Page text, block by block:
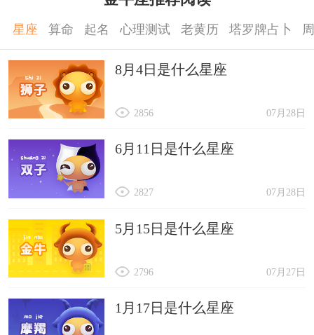
星座 算命 起名 心理测试 老黄历 塔罗牌占卜
8月4日是什么星座
07月28日
2856
6月11日是什么星座
07月28日
2827
5月15日是什么星座
07月27日
2796
1月17日是什么星座